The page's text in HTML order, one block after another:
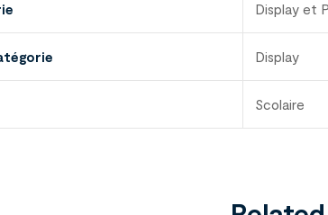
Display et
Display
Scolaire